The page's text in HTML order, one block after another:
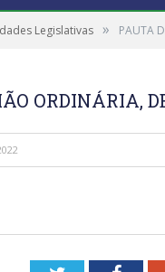
Legislativas » PAUTA
ORDINÁRIA,